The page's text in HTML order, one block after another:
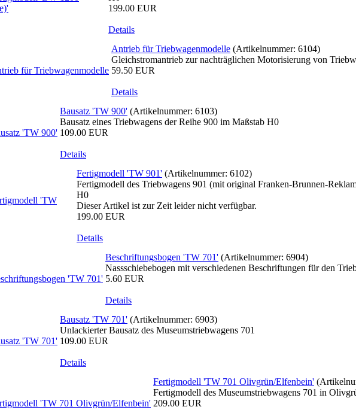
199.00 EUR
Details
Antrieb für Triebwagenmodelle (Artikelnummer: 6104)
Gleichstromantrieb zur nachträglichen Motorisierung von
59.50 EUR
Details
Bausatz 'TW 900' (Artikelnummer: 6103)
Bausatz eines Triebwagens der Reihe 900 im Maßstab H0
109.00 EUR
Details
Fertigmodell 'TW 901' (Artikelnummer: 6102)
Fertigmodell des Triebwagens 901 (mit original Franken-Brunnen-
H0
Dieser Artikel ist zur Zeit leider nicht verfügbar.
199.00 EUR
Details
Beschriftungsbogen 'TW 701' (Artikelnummer: 6904)
Nassschiebebogen mit verschiedenen Beschriftungen für den
5.60 EUR
Details
Bausatz 'TW 701' (Artikelnummer: 6903)
Unlackierter Bausatz des Museumstriebwagens 701
109.00 EUR
Details
Fertigmodell 'TW 701 Olivgrün/Elfenbein'
Fertigmodell des Museumstriebwagens 701 in
209.00 EUR